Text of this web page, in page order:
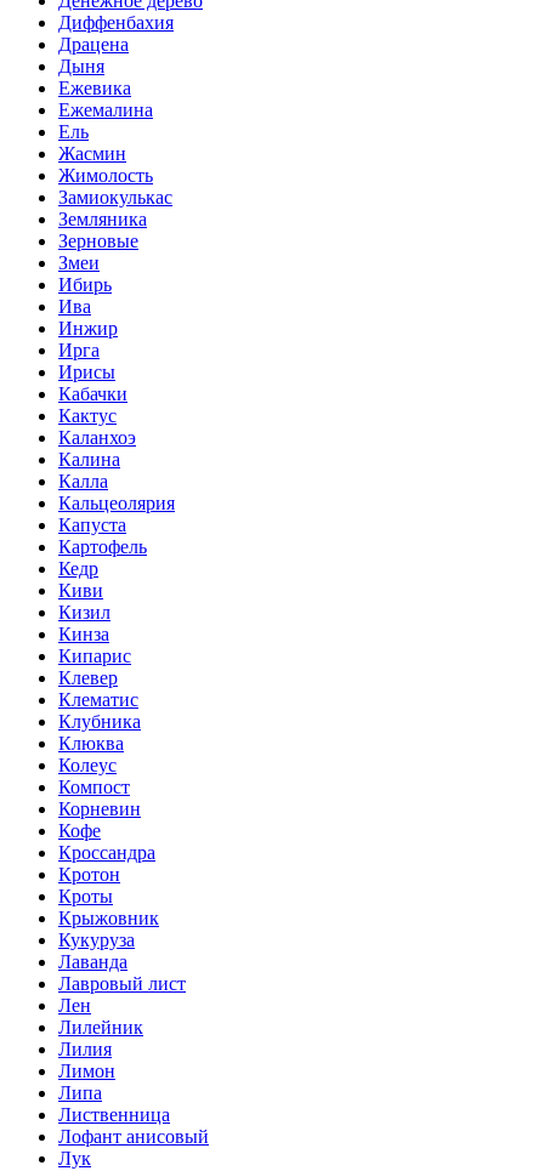
Диффенбахия
Драцена
Дыня
Ежевика
Ежемалина
Ель
Жасмин
Жимолость
Замиокулькас
Земляника
Зерновые
Змеи
Ибирь
Ива
Инжир
Ирга
Ирисы
Кабачки
Кактус
Каланхоэ
Калина
Калла
Кальцеолярия
Капуста
Картофель
Кедр
Киви
Кизил
Кинза
Кипарис
Клевер
Клематис
Клубника
Клюква
Колеус
Компост
Корневин
Кофе
Кроссандра
Кротон
Кроты
Крыжовник
Кукуруза
Лаванда
Лавровый лист
Лен
Лилейник
Лилия
Лимон
Липа
Лиственница
Лофант анисовый
Лук